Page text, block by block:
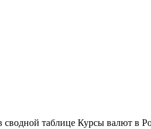
таблице Курсы валют в